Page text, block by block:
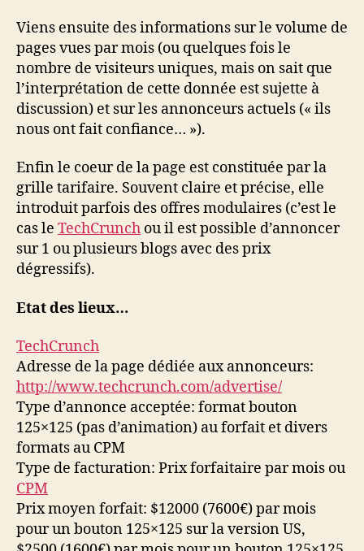
Viens ensuite des informations sur le volume de
pages vues par mois (ou quelques fois le
nombre de visiteurs uniques, mais on sait que
l’interprétation de cette donnée est sujette à
discussion) et sur les annonceurs actuels (« ils
nous ont fait confiance… »).
Enfin le coeur de la page est constituée par la
grille tarifaire. Souvent claire et précise, elle
introduit parfois des offres modulaires (c’est le
cas le TechCrunch ou il est possible d’annoncer
sur 1 ou plusieurs blogs avec des prix
dégressifs).
Etat des lieux…
TechCrunch
Adresse de la page dédiée aux annonceurs:
http://www.techcrunch.com/advertise/
Type d’annonce acceptée: format bouton
125×125 (pas d’animation) au forfait et divers
formats au CPM
Type de facturation: Prix forfaitaire par mois ou
CPM
Prix moyen forfait: $12000 (7600€) par mois
pour un bouton 125×125 sur la version US,